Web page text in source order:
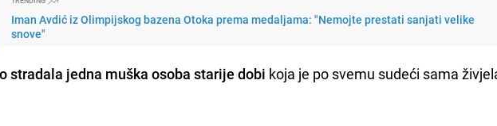
Iman Avdić iz Olimpijskog bazena Otoka prema medaljama: "Nemojte prestati sanjati velike
snove"
stradala jedna muška osoba starije dobi koja je po svemu sudeći sama